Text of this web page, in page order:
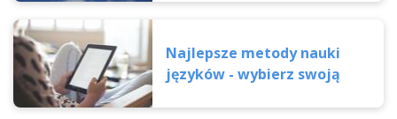
Najlepsze metody nauki
języków - wybierz swoją